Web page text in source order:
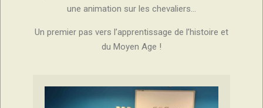
une animation sur les chevaliers…
Un premier pas vers l’apprentissage de l’histoire et
du Moyen Age !